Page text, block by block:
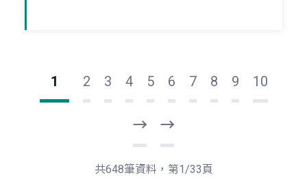
1 2 3 4 5 6 7 8 9 10
一
頁
後
一
共648筆資料，第1/33頁